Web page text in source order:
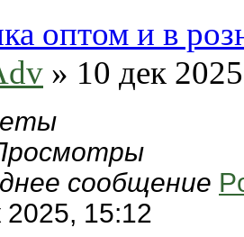
оптом и в
» 10 дек
сообщение
2025, 15:12